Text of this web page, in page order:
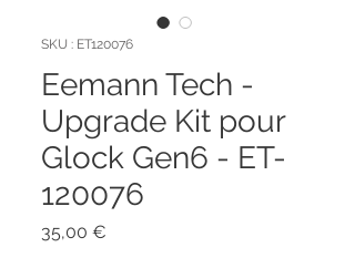
SKU : ET120076
Eemann Tech -
Upgrade Kit pour
Glock Gen6 - ET-
120076
35,00 €